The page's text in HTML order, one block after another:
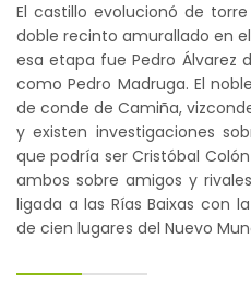
El castillo evolucionó de
doble recinto amurallado en
esa etapa fue Pedro Álvarez
como Pedro Madruga. El
de conde de Camiña,
y existen investigaciones
que podría ser Cristóbal
ambos sobre amigos y
ligada a las Rías Baixas con
de cien lugares del Nuevo